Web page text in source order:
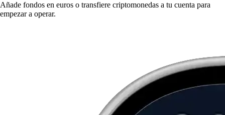
Añade fondos en euros o transfiere criptomonedas a tu cuenta para
empezar a operar.